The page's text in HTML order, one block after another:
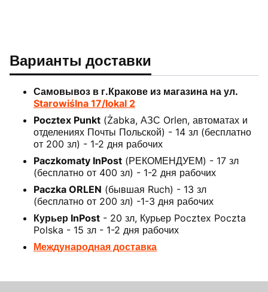
Варианты доставки
Самовывоз в г.Кракове из магазина на ул.
Starowiślna 17/lokal 2
Pocztex Punkt (Żabka, АЗС Orlen, автоматах и
отделениях Почты Польской) - 14 зл (бесплатно
от 200 зл) - 1-2 дня рабочих
Paczkomaty InPost (РЕКОМЕНДУЕМ) - 17 зл
(бесплатно от 400 зл) - 1-2 дня рабочих
Paczka ORLEN (бывшая Ruch) - 13 зл
(бесплатно от 200 зл) -1-3 дня рабочих
Курьер InPost - 20 зл, Курьер Pocztex Poczta
Polska - 15 зл - 1-2 дня рабочих
Международная доставка